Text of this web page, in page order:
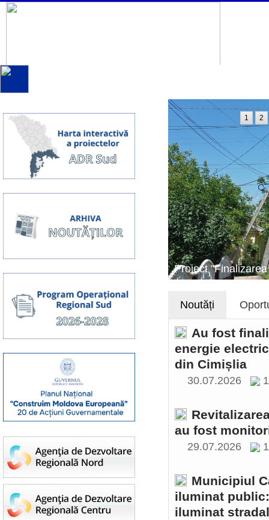
Proiect
1 2
Noutăți
Au fost
energie
din Cimișlia
30.07.2026
au fost
29.07.2026
Municipiul
iluminat
iluminat